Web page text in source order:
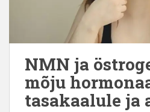
NMN ja
mõju
tasakaalule ja